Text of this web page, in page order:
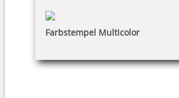
Farbstempel Multicolor